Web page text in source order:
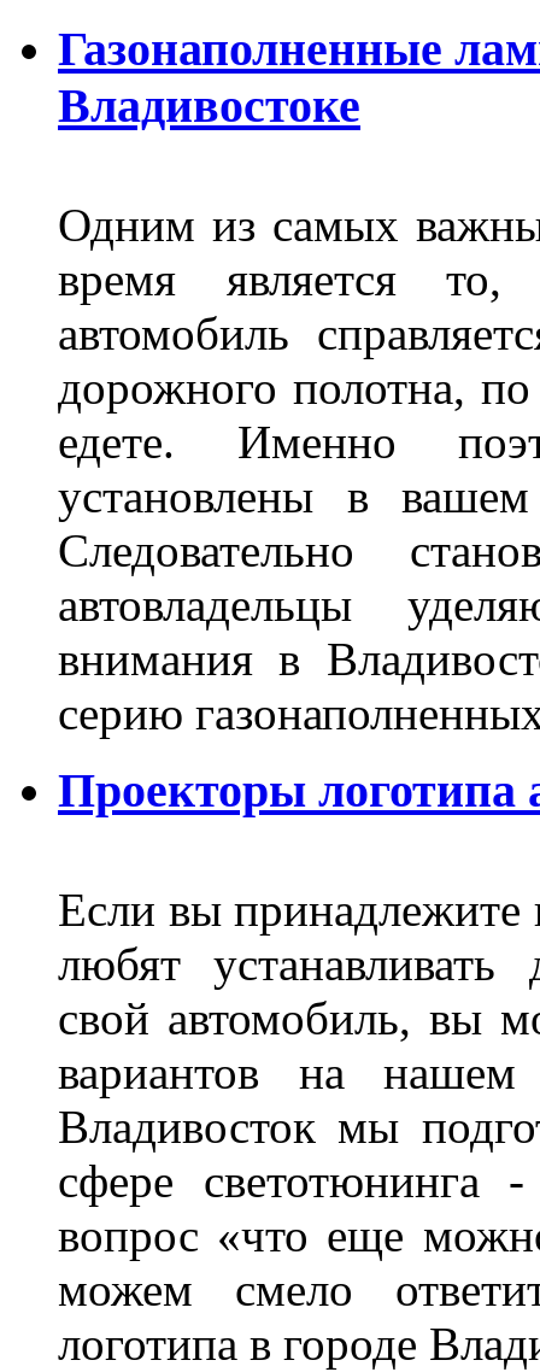
Газонаполненные
Владивостоке
Одним из самых
время является то,
автомобиль
дорожного полотна,
едете. Именно
установлены в
Следовательно
автовладельцы
внимания в
серию
Проекторы логотипа
Если вы принадлежите
любят устанавливать
свой автомобиль, вы
вариантов на
Владивосток мы
сфере светотюнинга
вопрос «что еще
можем смело
логотипа в городе